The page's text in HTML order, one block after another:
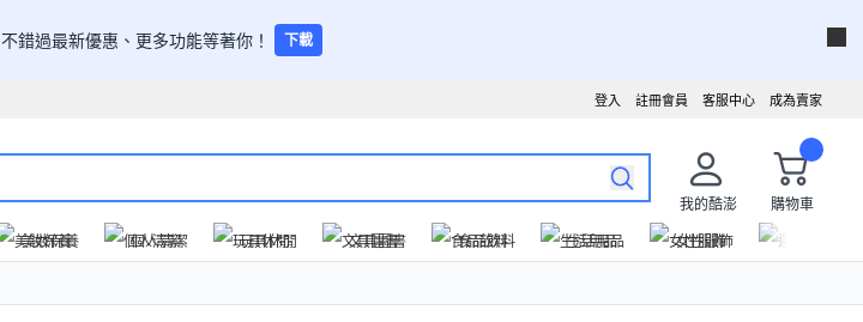
不錯過最新優惠、更多功能等著你！ 下載
成為賣家
客服中心
註冊會員
登入
我的酷澎
購物車
美妝保養 個人清潔 玩具休閒 文具圖書 食品飲料 生活用品 女性服飾